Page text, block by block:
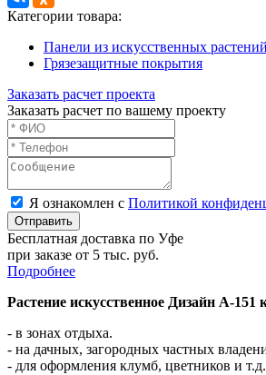
Категории товара:
Панели из искусственных растений
Грязезащитные покрытия
Заказать расчет проекта
Заказать расчет по вашему проекту
Я ознакомлен с Политикой
Отправить
Бесплатная доставка по Уфе
при заказе от 5 тыс. руб.
Подробнее
Растение искусственное Дизайн А-
- в зонах отдыха.
- на дачных, загородных частных
- для оформления клумб, цветников и т.д.